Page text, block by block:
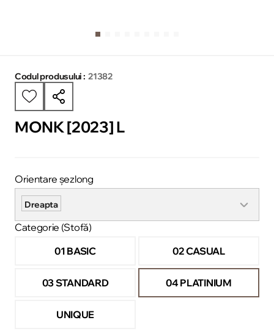
Codul produsului : 21382
MONK [2023] L
Orientare șezlong
Dreapta
Categorie (Stofă)
01 BASIC
02 CASUAL
03 STANDARD 04 PLATINIUM
UNIQUE